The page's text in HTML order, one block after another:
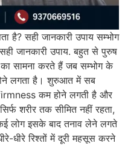
है? सही जानकारी उपाय सम्भोग
जानकारी उपाय. बहुत से पुरुष
सामना करते हैं जब सम्भोग के
लगता है। शुरुआत में सब
कम होने लगती है और
शरीर तक सीमित नहीं रहता,
लोग इसके बाद तनाव लेने लगते
धीरे रिश्तों में दूरी महसूस करने